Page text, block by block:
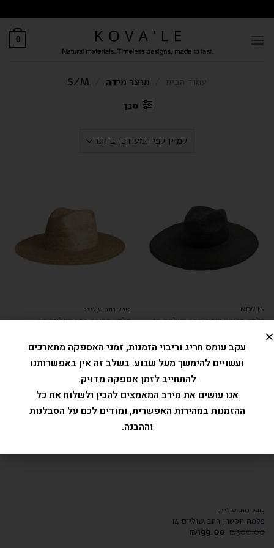
0
מוצר מידה
סנן
NEW IN
פלמה פדורה שחור רחב שוליים 10
כובע רחב שוליים
פלמה פדורה רחב שוליים 10
דורג5.00
מתוך 5
₪369.00
מבצע!
כובע רחב שוליים
פלמה ווסטרן רחב שוליים 14
₪300.00
₪199.00
עקב עומס חריג וריבוי הזמנות, זמני האספקה מתארכים
ועשויים להימשך מעל שבוע. בשלב זה אין באפשרותנו
להתחייב לזמן אספקה מדויק.
אנו עושים את מירב המאמצים להכין ולשלוח את כל
ההזמנות במהירות האפשרית, ומודים לכם על הסבלנות
וההבנה.